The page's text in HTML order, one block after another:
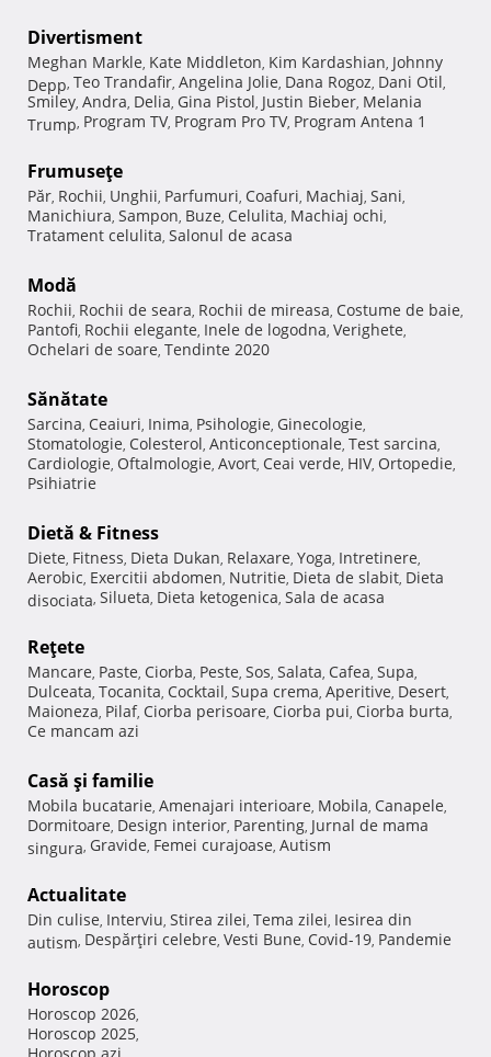
Divertisment
Meghan Markle, Kate Middleton, Kim Kardashian, Johnny
Depp, Teo Trandafir, Angelina Jolie, Dana Rogoz, Dani Otil,
Smiley, Andra, Delia, Gina Pistol, Justin Bieber, Melania
Trump, Program TV, Program Pro TV, Program Antena 1
Frumuseţe
Păr, Rochii, Unghii, Parfumuri, Coafuri, Machiaj, Sani,
Manichiura, Sampon, Buze, Celulita, Machiaj ochi,
Tratament celulita, Salonul de acasa
Modă
Rochii, Rochii de seara, Rochii de mireasa, Costume de baie,
Pantofi, Rochii elegante, Inele de logodna, Verighete,
Ochelari de soare, Tendinte 2020
Sănătate
Sarcina, Ceaiuri, Inima, Psihologie, Ginecologie,
Stomatologie, Colesterol, Anticonceptionale, Test sarcina,
Cardiologie, Oftalmologie, Avort, Ceai verde, HIV, Ortopedie,
Psihiatrie
Dietă & Fitness
Diete, Fitness, Dieta Dukan, Relaxare, Yoga, Intretinere,
Aerobic, Exercitii abdomen, Nutritie, Dieta de slabit, Dieta
disociata, Silueta, Dieta ketogenica, Sala de acasa
Reţete
Mancare, Paste, Ciorba, Peste, Sos, Salata, Cafea, Supa,
Dulceata, Tocanita, Cocktail, Supa crema, Aperitive, Desert,
Maioneza, Pilaf, Ciorba perisoare, Ciorba pui, Ciorba burta,
Ce mancam azi
Casă şi familie
Mobila bucatarie, Amenajari interioare, Mobila, Canapele,
Dormitoare, Design interior, Parenting, Jurnal de mama
singura, Gravide, Femei curajoase, Autism
Actualitate
Din culise, Interviu, Stirea zilei, Tema zilei, Iesirea din
autism, Despărţiri celebre, Vesti Bune, Covid-19, Pandemie
Horoscop
Horoscop 2026,
Horoscop 2025,